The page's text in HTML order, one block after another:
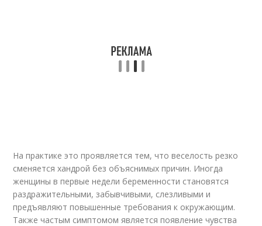
На практике это проявляется тем, что веселость резко
сменяется хандрой без объяснимых причин. Иногда
женщины в первые недели беременности становятся
раздражительными, забывчивыми, слезливыми и
предъявляют повышенные требования к окружающим.
Также частым симптомом является появление чувства